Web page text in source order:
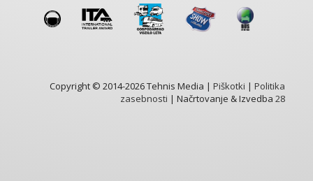
Copyright © 2014-2026 Tehnis Media | Piškotki | Politika
zasebnosti | Načrtovanje & Izvedba 28